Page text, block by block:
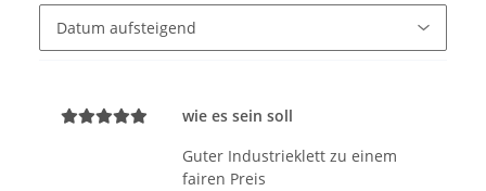
wie es sein soll
Guter Industrieklett zu einem
fairen Preis